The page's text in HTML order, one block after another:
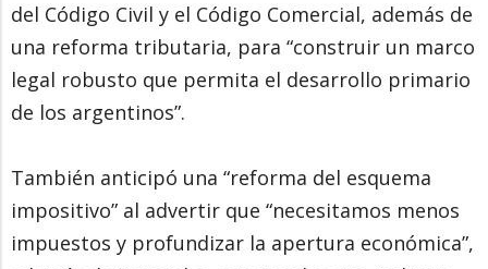
del Código Civil y el Código Comercial, además de
una reforma tributaria, para “construir un marco
legal robusto que permita el desarrollo primario
de los argentinos”.
También anticipó una “reforma del esquema
impositivo” al advertir que “necesitamos menos
impuestos y profundizar la apertura económica”,